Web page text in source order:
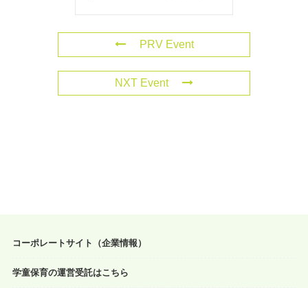
PRV Event
NXT Event
コーポレートサイト（企業情報）
学童保育の運営受託はこちら